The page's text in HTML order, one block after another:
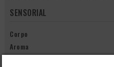
SENSORIAL
Corpo
Aroma